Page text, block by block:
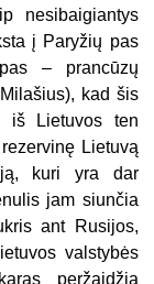
nesibaigiantys
į Paryžių pas
– prancūzų
kad šis
iš Lietuvos ten
Lietuvą
kuri yra dar
jam siunčia
ant Rusijos,
valstybės
peržaidžia